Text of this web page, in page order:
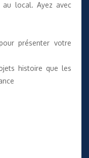
au local. Ayez avec
présenter votre
histoire que les